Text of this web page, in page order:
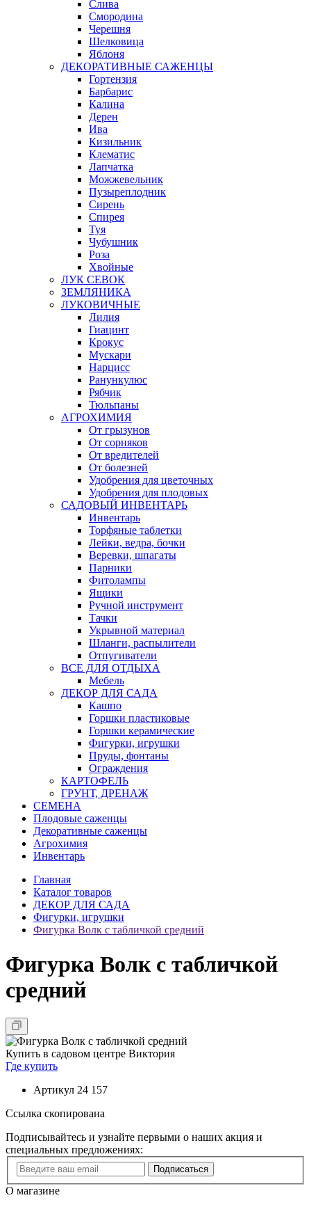
Слива
Смородина
Черешня
Шелковица
Яблоня
ДЕКОРАТИВНЫЕ САЖЕНЦЫ
Гортензия
Барбарис
Калина
Дерен
Ива
Кизильник
Клематис
Лапчатка
Можжевельник
Пузыреплодник
Сирень
Спирея
Туя
Чубушник
Роза
Хвойные
ЛУК СЕВОК
ЗЕМЛЯНИКА
ЛУКОВИЧНЫЕ
Лилия
Гиацинт
Крокус
Мускари
Нарцисс
Ранункулюс
Рябчик
Тюльпаны
АГРОХИМИЯ
От грызунов
От сорняков
От вредителей
От болезней
Удобрения для цветочных
Удобрения для плодовых
САДОВЫЙ ИНВЕНТАРЬ
Инвентарь
Торфяные таблетки
Лейки, ведра, бочки
Веревки, шпагаты
Парники
Фитолампы
Ящики
Ручной инструмент
Тачки
Укрывной материал
Шланги, распылители
Отпугиватели
ВСЕ ДЛЯ ОТДЫХА
Мебель
ДЕКОР ДЛЯ САДА
Кашпо
Горшки пластиковые
Горшки керамические
Фигурки, игрушки
Пруды, фонтаны
Ограждения
КАРТОФЕЛЬ
ГРУНТ, ДРЕНАЖ
СЕМЕНА
Плодовые саженцы
Декоративные саженцы
Агрохимия
Инвентарь
Главная
Каталог товаров
ДЕКОР ДЛЯ САДА
Фигурки, игрушки
Фигурка Волк с табличкой средний
Фигурка Волк с табличкой
средний
Купить в садовом центре Виктория
Где купить
Артикул 24 157
Ссылка скопирована
Подписывайтесь и узнайте первыми о наших акция и
специальных предложениях:
Подписаться
О магазине